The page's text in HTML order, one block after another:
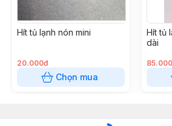
Hít tủ lạnh nón mini
20.000đ
Chọn mua
Hít tủ
dài